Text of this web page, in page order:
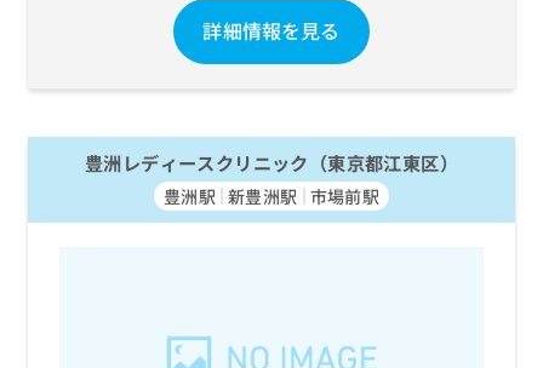
詳細情報を見る
豊洲レディースクリニック（東京都江東区）
豊洲駅 新豊洲駅 市場前駅